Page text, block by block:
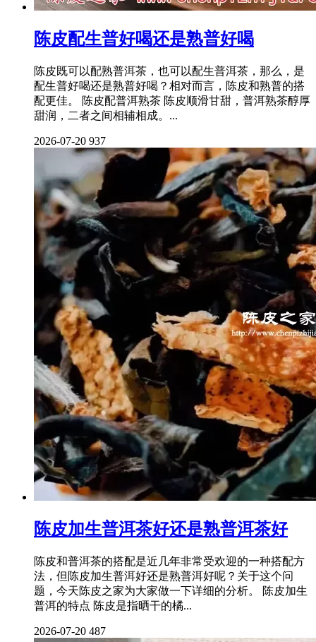
陈皮配生普好喝还是熟普好喝
陈皮既可以配熟普洱茶，也可以配生普洱茶，那么，是
配生普好喝还是熟普好喝？相对而言，陈皮和熟普的搭
配更佳。 陈皮配普洱熟茶 陈皮顺滑甘甜，普洱熟茶醇厚
甜润，二者之间相辅相成。...
2026-07-20 937
陈皮加生普洱茶好还是熟普洱茶好
陈皮和普洱茶的搭配是近几年非常受欢迎的一种搭配方
法，但陈皮加生普洱好还是熟普洱好呢？关于这个问
题，今天陈皮之家为大家做一下详细的分析。 陈皮加生
普洱的特点 陈皮是指晒干的橘...
2026-07-20 487